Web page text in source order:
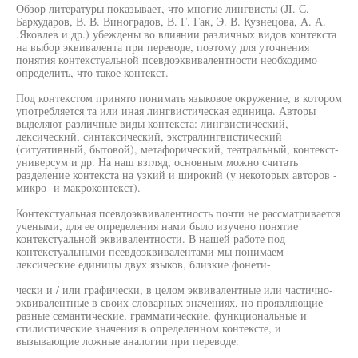
Обзор литературы показывает, что многие лингвисты (JI. С.
Бархударов, В. В. Виноградов, В. Г. Гак, Э. В. Кузнецова, А. А.
.Яковлев и др.) убеждены во влиянии различных видов контекста
на выбор эквивалента при переводе, поэтому для уточнения
понятия контекстуальной псевдоэквивалентности необходимо
определить, что такое контекст.
Под контекстом принято понимать языковое окружение, в котором
употребляется та или иная лингвистическая единица. Авторы
выделяют различные виды контекста: лингвистический,
лексический, синтаксический, экстралингвистический
(ситуативный, бытовой), метафорический, театральный, контекст-
универсум и др. На наш взгляд, основным можно считать
разделение контекста на узкий и широкий (у некоторых авторов -
микро- и макроконтекст).
Контекстуальная псевдоэквивалентность почти не рассматривается
учеными, для ее определения нами было изучено понятие
контекстуальной эквивалентности. В нашей работе под
контекстуальными псевдоэквивалентами мы понимаем
лексические единицы двух языков, близкие фонети-
чески и / или графически, в целом эквивалентные или частично-
эквивалентные в своих словарных значениях, но проявляющие
разные семантические, грамматические, функциональные и
стилистические значения в определенном контексте, и
вызывающие ложные аналогии при переводе.